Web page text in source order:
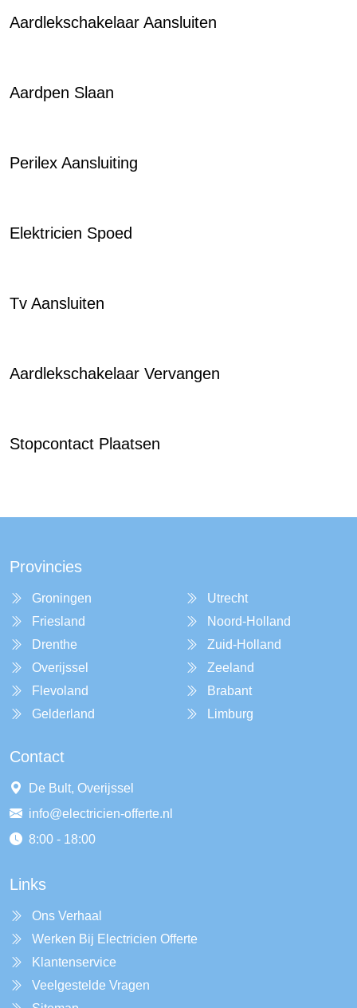
Aardlekschakelaar Aansluiten
Aardpen Slaan
Perilex Aansluiting
Elektricien Spoed
Tv Aansluiten
Aardlekschakelaar Vervangen
Stopcontact Plaatsen
Provincies
Groningen
Friesland
Drenthe
Overijssel
Flevoland
Gelderland
Utrecht
Noord-Holland
Zuid-Holland
Zeeland
Brabant
Limburg
Contact
De Bult, Overijssel
info@electricien-offerte.nl
8:00 - 18:00
Links
Ons Verhaal
Werken Bij Electricien Offerte
Klantenservice
Veelgestelde Vragen